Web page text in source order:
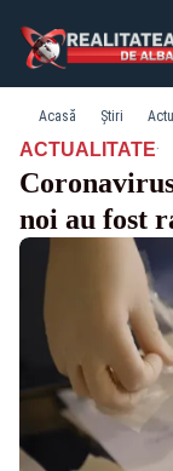
Acasă Știri
ACTUALITATE·
noi au fost